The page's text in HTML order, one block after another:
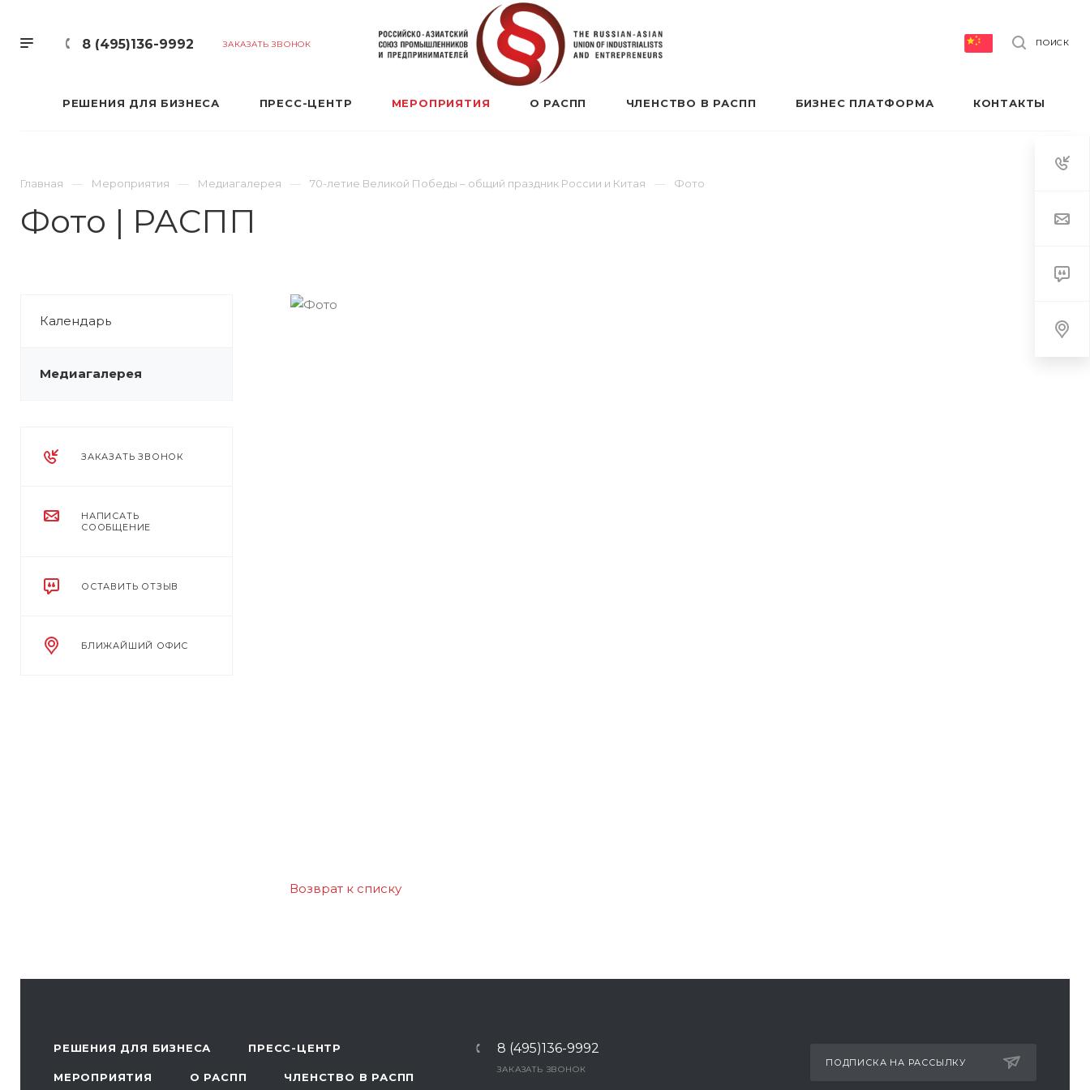
8 (495)136-9992 ЗАКАЗАТЬ ЗВОНОК ПОИСК
РЕШЕНИЯ ДЛЯ БИЗНЕСА ПРЕСС-ЦЕНТР МЕРОПРИЯТИЯ О РАСПП ЧЛЕНСТВО В РАСПП БИЗНЕС ПЛАТФОРМА КОНТАКТЫ
Главная Мероприятия Медиагалерея 70-летие Великой Победы – общий праздник России и Китая Фото
Фото | РАСПП
Календарь
Медиагалерея
ЗАКАЗАТЬ ЗВОНОК
НАПИСАТЬ
СООБЩЕНИЕ
ОСТАВИТЬ ОТЗЫВ
БЛИЖАЙШИЙ ОФИС
Возврат к списку
РЕШЕНИЯ ДЛЯ БИЗНЕСА ПРЕСС-ЦЕНТР
МЕРОПРИЯТИЯ О РАСПП ЧЛЕНСТВО В РАСПП
8 (495)136-9992
ЗАКАЗАТЬ ЗВОНОК
ПОДПИСКА НА РАССЫЛКУ